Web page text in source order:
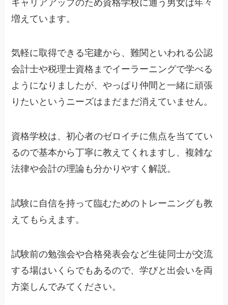
キャリアアップのため資格学校に通う男女は年々
増えています。
気軽に取得できる宅建から、難関といわれる公認
会計士や税理士資格までイーラーニングで学べる
ようになりましたが、やっぱり仲間と一緒に頑張
りたいというニーズはまだまだ消えていません。
資格学校は、初心者のゼロイチに焦点を当ててい
るので基本から丁寧に教えてくれますし、複雑な
法律や会計の理論も分かりやすく解説。
試験に自信を持って臨むためのトレーニングも教
えてもらえます。
試験前の勉強会や合格発表会など生徒同士が交流
する場はいくらでもあるので、学びと出会いを両
方楽しんでみてください。